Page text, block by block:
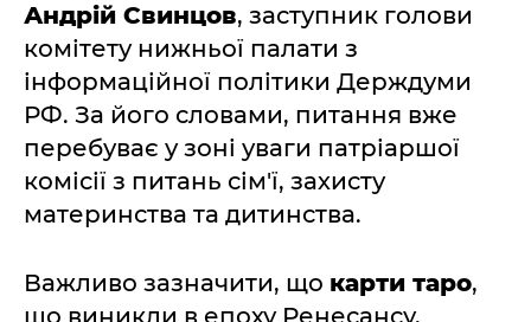
Андрій Свинцов, заступник голови
комітету нижньої палати з
інформаційної політики Держдуми
РФ. За його словами, питання вже
перебуває у зоні уваги патріаршої
комісії з питань сім'ї, захисту
материнства та дитинства.
Важливо зазначити, що карти таро,
що виникли в епоху Ренесансу,